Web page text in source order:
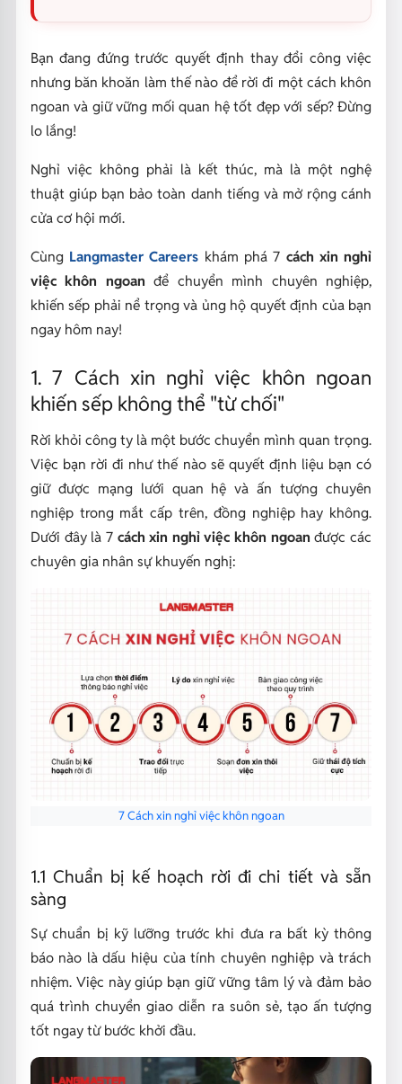
Bạn đang đứng trước quyết định thay đổi công việc
nhưng băn khoăn làm thế nào để rời đi một cách khôn
ngoan và giữ vững mối quan hệ tốt đẹp với sếp? Đừng
lo lắng!
Nghỉ việc không phải là kết thúc, mà là một nghệ
thuật giúp bạn bảo toàn danh tiếng và mở rộng cánh
cửa cơ hội mới.
Cùng Langmaster Careers khám phá 7 cách xin nghỉ
việc khôn ngoan để chuyển mình chuyên nghiệp,
khiến sếp phải nể trọng và ủng hộ quyết định của bạn
ngay hôm nay!
1. 7 Cách xin nghỉ việc khôn ngoan
khiến sếp không thể "từ chối"
Rời khỏi công ty là một bước chuyển mình quan trọng.
Việc bạn rời đi như thế nào sẽ quyết định liệu bạn có
giữ được mạng lưới quan hệ và ấn tượng chuyên
nghiệp trong mắt cấp trên, đồng nghiệp hay không.
Dưới đây là 7 cách xin nghỉ việc khôn ngoan được các
chuyên gia nhân sự khuyến nghị:
7 Cách xin nghỉ việc khôn ngoan
1.1 Chuẩn bị kế hoạch rời đi chi tiết và sẵn
sàng
Sự chuẩn bị kỹ lưỡng trước khi đưa ra bất kỳ thông
báo nào là dấu hiệu của tính chuyên nghiệp và trách
nhiệm. Việc này giúp bạn giữ vững tâm lý và đảm bảo
quá trình chuyển giao diễn ra suôn sẻ, tạo ấn tượng
tốt ngay từ bước khởi đầu.